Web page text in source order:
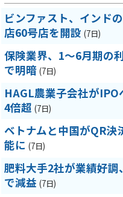
ビンファスト、インド
店60号店を開設 (7日)
保険業界、1～6月期の
で明暗 (7日)
HAGL農業子会社が
4倍超 (7日)
ベトナムと中国がQR
能に (7日)
肥料大手2社が業績好
で減益 (7日)